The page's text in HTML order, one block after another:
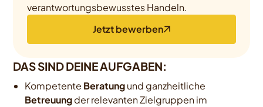
verantwortungsbewusstes Handeln.
Jetzt bewerben
DAS SIND DEINE AUFGABEN:
Kompetente Beratungund ganzheitliche
Betreuungder relevanten Zielgruppen im